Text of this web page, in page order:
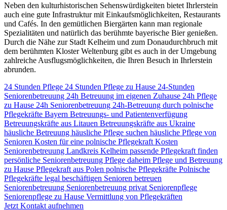
Neben den kulturhistorischen Sehenswürdigkeiten bietet Ihrlerstein
auch eine gute Infrastruktur mit Einkaufsmöglichkeiten, Restaurants
und Cafés. In den gemütlichen Biergärten kann man regionale
Spezialitäten und natürlich das berühmte bayerische Bier genießen.
Durch die Nähe zur Stadt Kelheim und zum Donaudurchbruch mit
dem berühmten Kloster Weltenburg gibt es auch in der Umgebung
zahlreiche Ausflugsmöglichkeiten, die Ihren Besuch in Ihrlerstein
abrunden.
24 Stunden Pflege 24 Stunden Pflege zu Hause 24-Stunden
Seniorenbetreuung 24h Betreuung im eigenen Zuhause 24h Pflege
zu Hause 24h Seniorenbetreuung 24h-Betreuung durch polnische
Pflegekräfte Bayern Betreuungs- und Patientenverfügung
Betreuungskräfte aus Litauen Betreuungskräfte aus Ukraine
häusliche Betreuung häusliche Pflege suchen häusliche Pflege von
Senioren Kosten für eine polnische Pflegekraft Kosten
Seniorenbetreuung Landkreis Kelheim passende Pflegekraft finden
persönliche Seniorenbetreuung Pflege daheim Pflege und Betreuung
zu Hause Pflegekraft aus Polen polnische Pflegekräfte Polnische
Pflegekräfte legal beschäftigen Senioren betreuen
Seniorenbetreuung Seniorenbetreuung privat Seniorenpflege
Seniorenpflege zu Hause Vermittlung von Pflegekräften
Jetzt Kontakt aufnehmen